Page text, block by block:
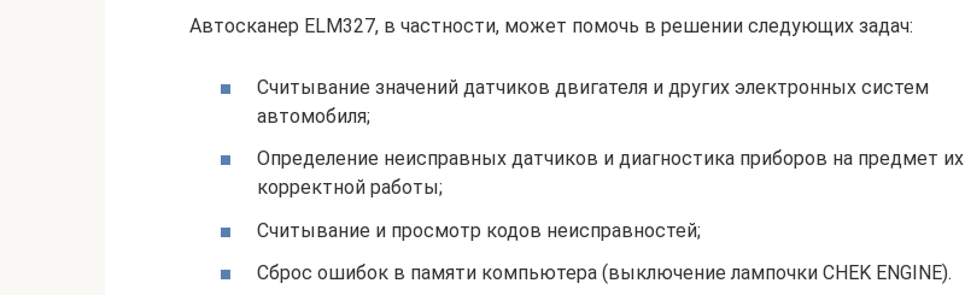
Автосканер ELM327, в частности, может помочь в решении следующих задач:
Считывание значений датчиков двигателя и других электронных систем
автомобиля;
Определение неисправных датчиков и диагностика приборов на предмет их
корректной работы;
Считывание и просмотр кодов неисправностей;
Сброс ошибок в памяти компьютера (выключение лампочки CHEK ENGINE).